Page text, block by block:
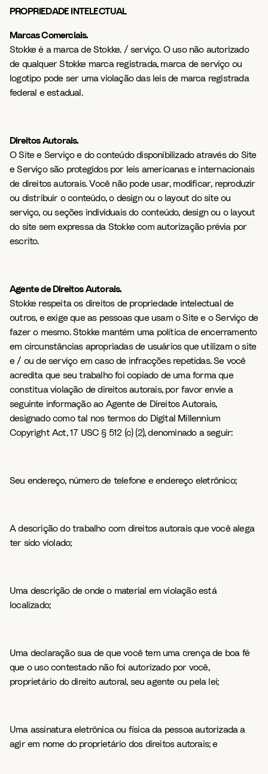
PROPRIEDADE INTELECTUAL
Marcas Comerciais.
Stokke é a marca de Stokke. / serviço. O uso não autorizado
de qualquer Stokke marca registrada, marca de serviço ou
logotipo pode ser uma violação das leis de marca registrada
federal e estadual.
Direitos Autorais.
O Site e Serviço e do conteúdo disponibilizado através do Site
e Serviço são protegidos por leis americanas e internacionais
de direitos autorais. Você não pode usar, modificar, reproduzir
ou distribuir o conteúdo, o design ou o layout do site ou
serviço, ou seções individuais do conteúdo, design ou o layout
do site sem expressa da Stokke com autorização prévia por
escrito.
Agente de Direitos Autorais.
Stokke respeita os direitos de propriedade intelectual de
outros, e exige que as pessoas que usam o Site e o Serviço de
fazer o mesmo. Stokke mantém uma política de encerramento
em circunstâncias apropriadas de usuários que utilizam o site
e / ou de serviço em caso de infracções repetidas. Se você
acredita que seu trabalho foi copiado de uma forma que
constitua violação de direitos autorais, por favor envie a
seguinte informação ao Agente de Direitos Autorais,
designado como tal nos termos do Digital Millennium
Copyright Act, 17 USC § 512 (c) (2), denominado a seguir:
Seu endereço, número de telefone e endereço eletrônico;
A descrição do trabalho com direitos autorais que você alega
ter sido violado;
Uma descrição de onde o material em violação está
localizado;
Uma declaração sua de que você tem uma crença de boa fé
que o uso contestado não foi autorizado por você,
proprietário do direito autoral, seu agente ou pela lei;
Uma assinatura eletrônica ou física da pessoa autorizada a
agir em nome do proprietário dos direitos autorais; e